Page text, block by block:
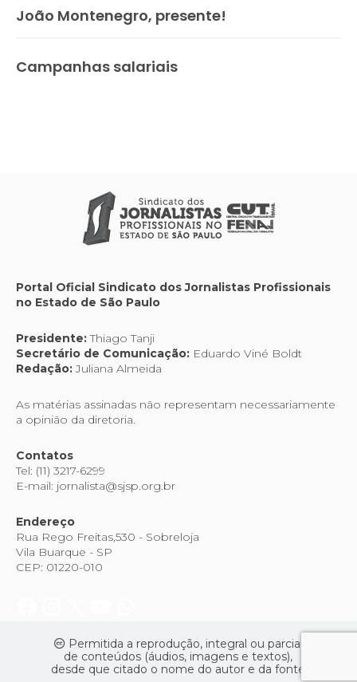
João Montenegro, presente!
Campanhas salariais
Portal Oficial Sindicato dos Jornalistas Profissionais
no Estado de São Paulo
Presidente:Thiago Tanji
Secretário de Comunicação: Eduardo Viné Boldt
Redação:Juliana Almeida
As matérias assinadas não representam necessariamente
a opinião da diretoria.
Contatos
Tel: (11) 3217-6299
E-mail: jornalista@sjsp.org.br
Endereço
Rua Rego Freitas,530 - Sobreloja
Vila Buarque - SP
CEP: 01220-010
Permitida a reprodução, integral ou parcial
de conteúdos (áudios, imagens e textos),
desde que citado o nome do autor e da fonte